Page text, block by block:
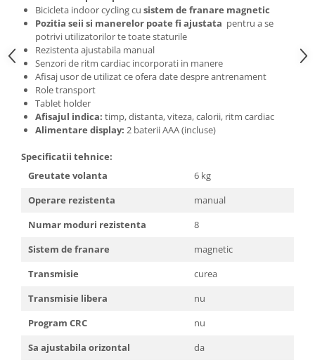
Bicicleta indoor cycling cu sistem de franare magnetic
Pozitia seii si manerelor poate fi ajustata pentru a se
potrivi utilizatorilor te toate staturile
Rezistenta ajustabila manual
Senzori de ritm cardiac incorporati in manere
Afisaj usor de utilizat ce ofera date despre antrenament
Role transport
Tablet holder
Afisajul indica: timp, distanta, viteza, calorii, ritm cardiac
Alimentare display: 2 baterii AAA (incluse)
Specificatii tehnice:
Greutate volanta
6 kg
Operare rezistenta
manual
Numar moduri rezistenta
8
Sistem de franare
magnetic
Transmisie
curea
Transmisie libera
nu
Program CRC
nu
Sa ajustabila orizontal
da